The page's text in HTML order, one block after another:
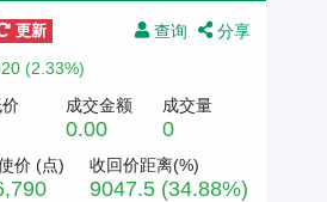
查询 分享
更新
(2.33%)
成交金额
0.00
成交量
0
价 (点) 收回价距离(%)
9047.5 (34.88%)